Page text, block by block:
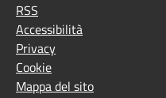
RSS
Accessibilità
Privacy
Cookie
Mappa del sito